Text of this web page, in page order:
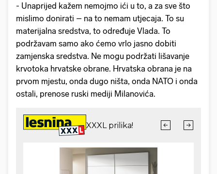
- Unaprijed kažem nemojmo ići u to, a za sve što
mislimo donirati – na to nemam utjecaja. To su
materijalna sredstva, to određuje Vlada. To
podržavam samo ako ćemo vrlo jasno dobiti
zamjenska sredstva. Ne mogu podržati lišavanje
krvotoka hrvatske obrane. Hrvatska obrana je na
prvom mjestu, onda dugo ništa, onda NATO i onda
ostali, prenose ruski mediji Milanovića.